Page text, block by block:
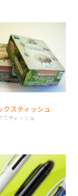
クスティッシュ
スティッシュ